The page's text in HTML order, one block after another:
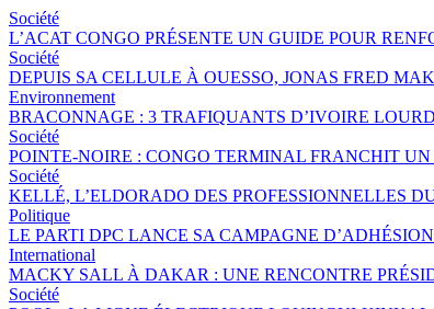
Société
L’ACAT CONGO PRÉSENTE UN GUIDE POUR
Société
DEPUIS SA CELLULE À OUESSO, JONAS FRED
Environnement
BRACONNAGE : 3 TRAFIQUANTS D’IVOIRE
Société
POINTE-NOIRE : CONGO TERMINAL FRANCHIT
Société
KELLÉ, L’ELDORADO DES PROFESSIONNELLES
Politique
LE PARTI DPC LANCE SA CAMPAGNE
International
MACKY SALL À DAKAR : UNE RENCONTRE
Société